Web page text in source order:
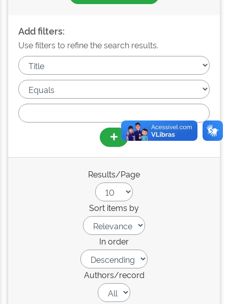
Add filters:
Use filters to refine the search results.
Results/Page
Sort items by
In order
Authors/record